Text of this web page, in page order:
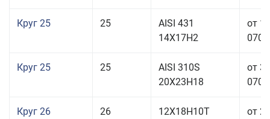
Круг 25 25
AISI 431
14Х17Н2
от
Круг 25 25
AISI 310S
20Х23Н18
от
Круг 26 26 12Х18Н10Т
от